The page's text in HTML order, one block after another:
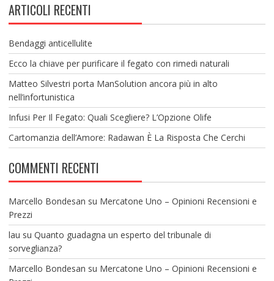
ARTICOLI RECENTI
Bendaggi anticellulite
Ecco la chiave per purificare il fegato con rimedi naturali
Matteo Silvestri porta ManSolution ancora più in alto
nell’infortunistica
Infusi Per Il Fegato: Quali Scegliere? L’Opzione Olife
Cartomanzia dell’Amore: Radawan È La Risposta Che Cerchi
COMMENTI RECENTI
Marcello Bondesan su Mercatone Uno – Opinioni Recensioni e
Prezzi
lau su Quanto guadagna un esperto del tribunale di
sorveglianza?
Marcello Bondesan su Mercatone Uno – Opinioni Recensioni e